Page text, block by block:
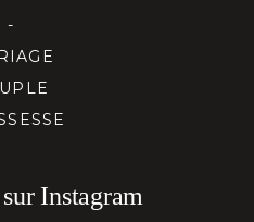
-
Instagram